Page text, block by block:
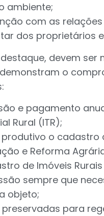
ambiente;
com as
dos proprietários
devem
o
e pagamento
Rural (ITR);
o cadastro
e Reforma
de Imóveis
sempre que
objeto;
para